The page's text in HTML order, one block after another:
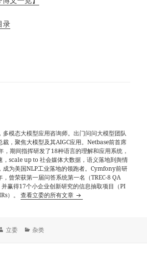
录
多模态大模型应用咨询师。出门问问大模型团队
裁，聚焦大模型及其AIGC应用。Netbase前首席
，期间指挥研发了18种语言的理解和应用系统，
，scale up to 社会媒体大数据，语义落地到舆情
成为美国NLP工业落地的领跑者。Cymfony前研
，曾荣获第一届问答系统第一名（TREC-8 QA
赢得17个小企业创新研究的信息抽取项目（PI
）。查看立委的所有文章
作
立委
分
杂类